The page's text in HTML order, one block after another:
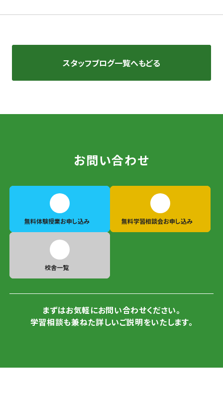
スタッフブログ一覧へもどる
お問い合わせ
無料体験授業お申し込み 無料学習相談会お申し込み
校舎一覧
まずはお気軽にお問い合わせください。
学習相談も兼ねた詳しいご説明をいたします。